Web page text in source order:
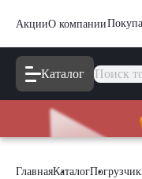
АкцииО компании
Каталог
ГлавнаяКаталог